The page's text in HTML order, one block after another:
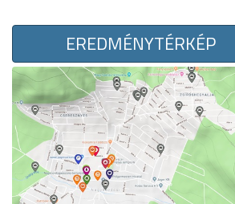
EREDMÉNYTÉRKÉP